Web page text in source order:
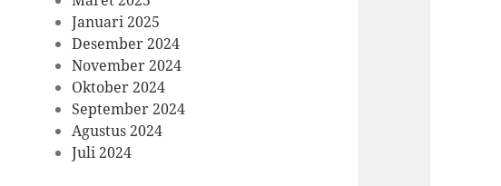
Januari 2025
Desember 2024
November 2024
Oktober 2024
September 2024
Agustus 2024
Juli 2024